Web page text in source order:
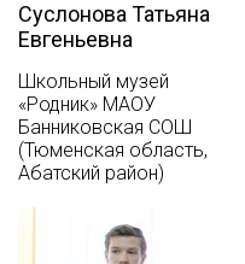
Суслонова Татьяна
Евгеньевна
Школьный музей
«Родник» МАОУ
Банниковская СОШ
(Тюменская область,
Абатский район)